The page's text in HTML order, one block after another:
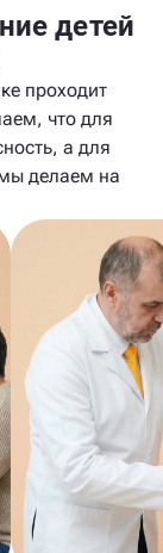
детей
проходит
что для
а для
делаем на